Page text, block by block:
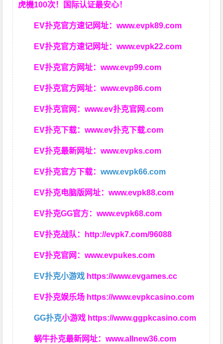
虎機100次！国际认证最安心！
EV扑克官方速记网址：www.evpk89.com
EV扑克官方速记网址：www.evpk22.com
EV扑克官方网址：www.evp99.com
EV扑克官方网址：www.evp86.com
EV扑克官网：www.ev扑克官网.com
EV扑克下载：www.ev扑克下载.com
EV扑克最新网址：www.evpks.com
EV扑克官方下载：www.evpk66.com
EV扑克电脑版网址：www.evpk88.com
EV扑克GG官方：www.evpk68.com
EV扑克战队： http://evpk7.com/96088
EV扑克官网：www.evpukes.com
EV扑克小游戏 https://www.evgames.cc
EV扑克娱乐场 https://www.evpkcasino.com
GG扑克小游戏 https://www.ggpkcasino.com
蜗牛扑克最新网址：www.allnew36.com